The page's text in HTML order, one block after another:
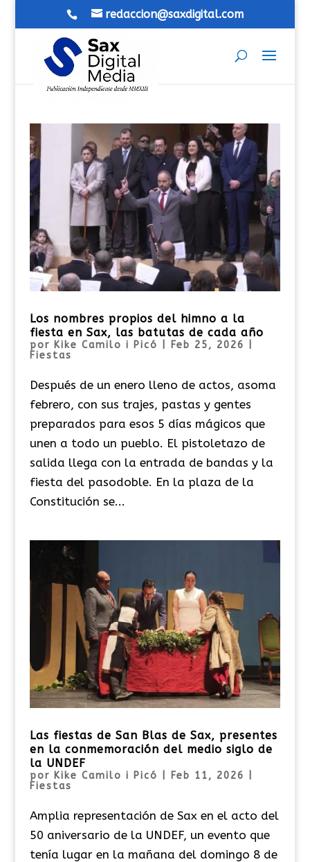
redaccion@saxdigital.com
Los nombres propios del himno a la
fiesta en Sax, las batutas de cada año
por Kike Camilo i Picó Feb 25, 2026
Fiestas
Después de un enero lleno de actos, asoma
febrero, con sus trajes, pastas y gentes
preparados para esos 5 días mágicos que
unen a todo un pueblo. El pistoletazo de
salida llega con la entrada de bandas y la
fiesta del pasodoble. En la plaza de la
Constitución se...
Las fiestas de San Blas de Sax, presentes
en la conmemoración del medio siglo de
la UNDEF
por Kike Camilo i Picó Feb 11, 2026
Fiestas
Amplia representación de Sax en el acto del
50 aniversario de la UNDEF, un evento que
tenía lugar en la mañana del domingo 8 de